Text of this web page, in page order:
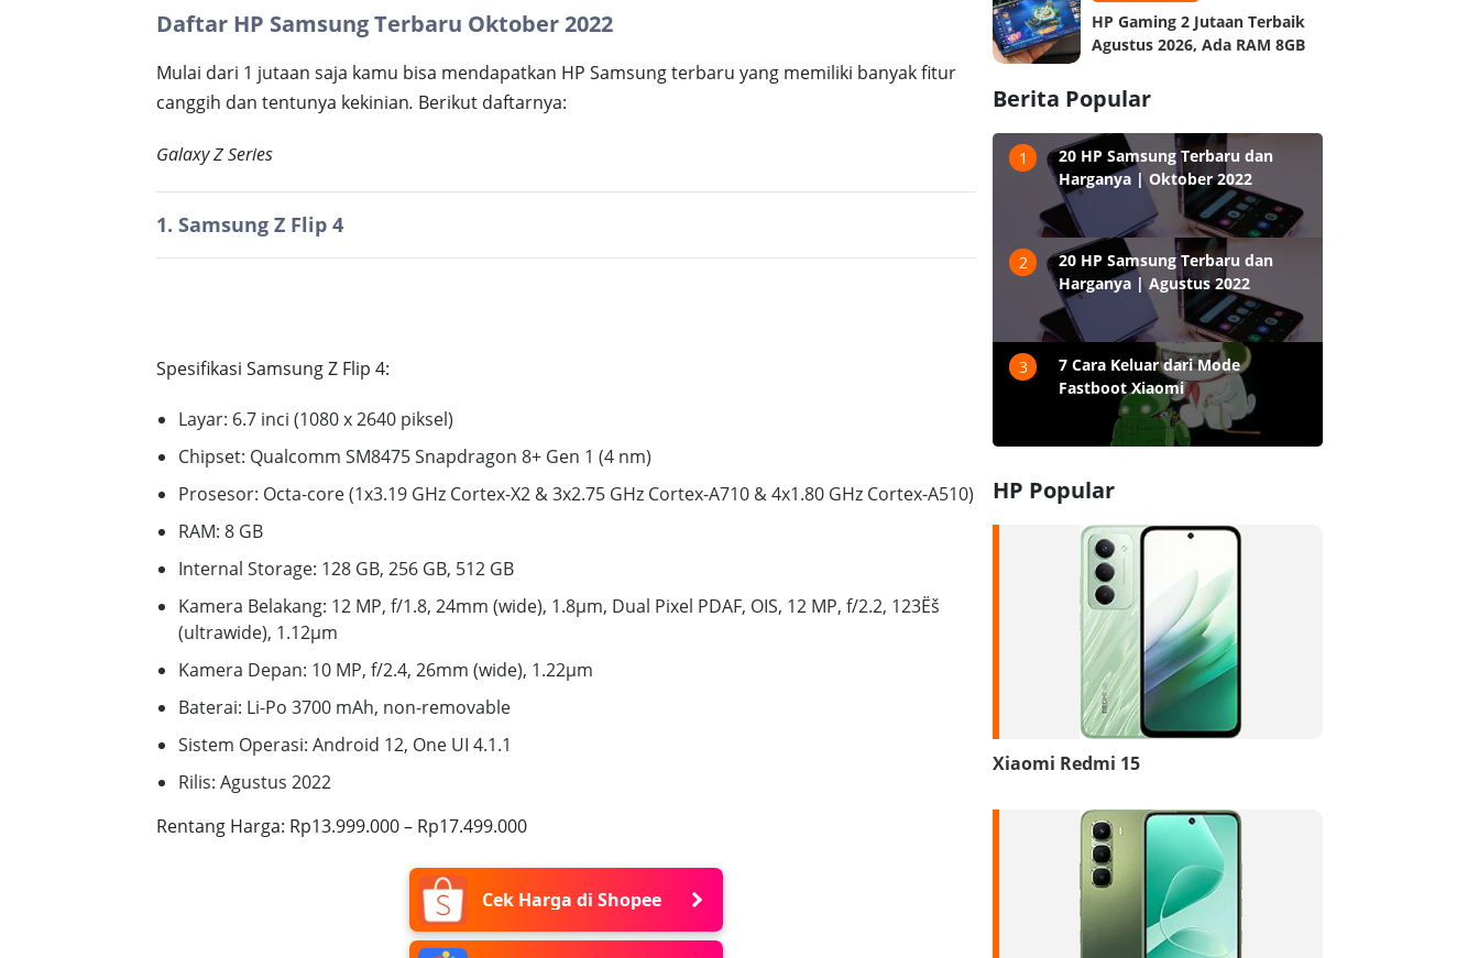
Daftar HP Samsung Terbaru Oktober 2022
Mulai dari 1 jutaan saja kamu bisa mendapatkan HP Samsung terbaru yang memiliki banyak fitur
canggih dan tentunya kekinian. Berikut daftarnya:
Galaxy Z Series
1. Samsung Z Flip 4
Spesifikasi Samsung Z Flip 4:
Layar: 6.7 inci (1080 x 2640 piksel)
Chipset: Qualcomm SM8475 Snapdragon 8+ Gen 1 (4 nm)
Prosesor: Octa-core (1x3.19 GHz Cortex-X2 & 3x2.75 GHz Cortex-A710 & 4x1.80 GHz Cortex-A510)
RAM: 8 GB
Internal Storage: 128 GB, 256 GB, 512 GB
Kamera Belakang: 12 MP, f/1.8, 24mm (wide), 1.8µm, Dual Pixel PDAF, OIS, 12 MP, f/2.2, 123Ëš
(ultrawide), 1.12µm
Kamera Depan: 10 MP, f/2.4, 26mm (wide), 1.22µm
Baterai: Li-Po 3700 mAh, non-removable
Sistem Operasi: Android 12, One UI 4.1.1
Rilis: Agustus 2022
Rentang Harga: Rp13.999.000 – Rp17.499.000
Cek Harga di Shopee
HP Gaming 2 Jutaan Terbaik
Agustus 2026, Ada RAM 8GB
Berita Popular
1
20 HP Samsung Terbaru dan
Harganya | Oktober 2022
2
20 HP Samsung Terbaru dan
Harganya | Agustus 2022
3
7 Cara Keluar dari Mode
Fastboot Xiaomi
HP Popular
Xiaomi Redmi 15